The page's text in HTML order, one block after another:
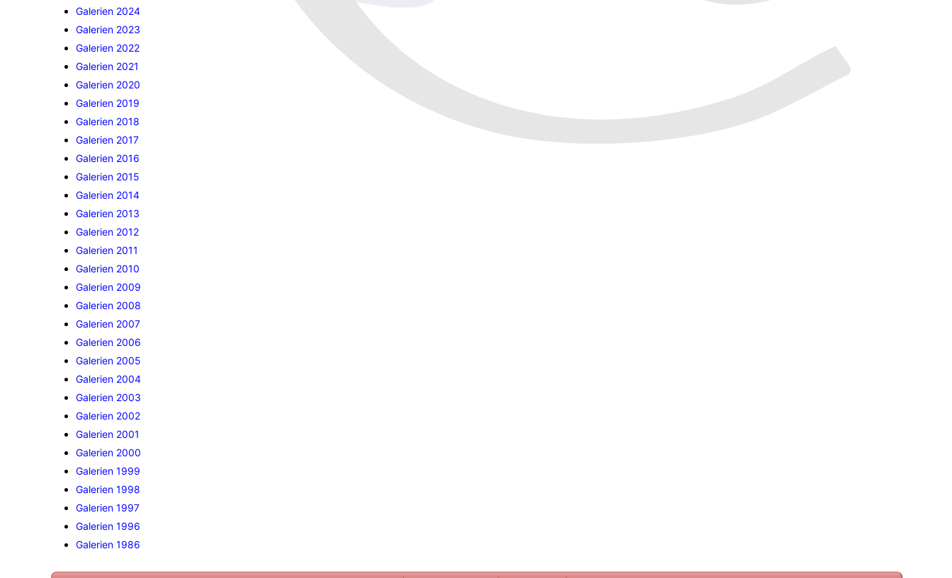
Galerien 2024
Galerien 2023
Galerien 2022
Galerien 2021
Galerien 2020
Galerien 2019
Galerien 2018
Galerien 2017
Galerien 2016
Galerien 2015
Galerien 2014
Galerien 2013
Galerien 2012
Galerien 2011
Galerien 2010
Galerien 2009
Galerien 2008
Galerien 2007
Galerien 2006
Galerien 2005
Galerien 2004
Galerien 2003
Galerien 2002
Galerien 2001
Galerien 2000
Galerien 1999
Galerien 1998
Galerien 1997
Galerien 1996
Galerien 1986